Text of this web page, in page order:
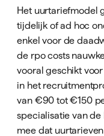
Het uurtariefmodel
tijdelijk of ad hoc
enkel voor de
de rpo costs
vooral geschikt
in het
van €90 tot €150
specialisatie van de
mee dat